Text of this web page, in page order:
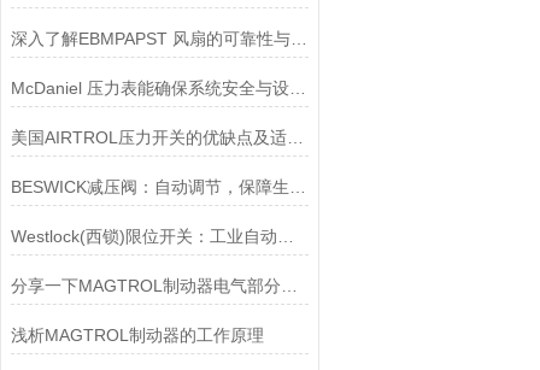
深入了解EBMPAPST 风扇的可靠性与耐用性
McDaniel 压力表能确保系统安全与设备寿命延长
美国AIRTROL压力开关的优缺点及适用范围讲解
浅析MAGTROL制动器的工作原理